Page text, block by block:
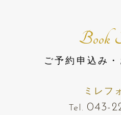
Book
ご予約申込み
ミレフ
Tel. 043-